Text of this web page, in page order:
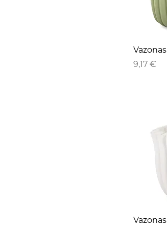
Vazonas
Kaina
9,17 €
Vazonas